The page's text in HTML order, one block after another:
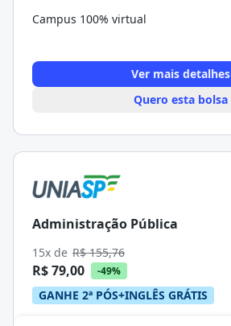
Campus 100% virtual
Ver mais detalhes
Quero esta bolsa
Administração Pública
15x de R$ 155,76
R$ 79,00 -49%
GANHE 2ª PÓS+INGLÊS GRÁTIS